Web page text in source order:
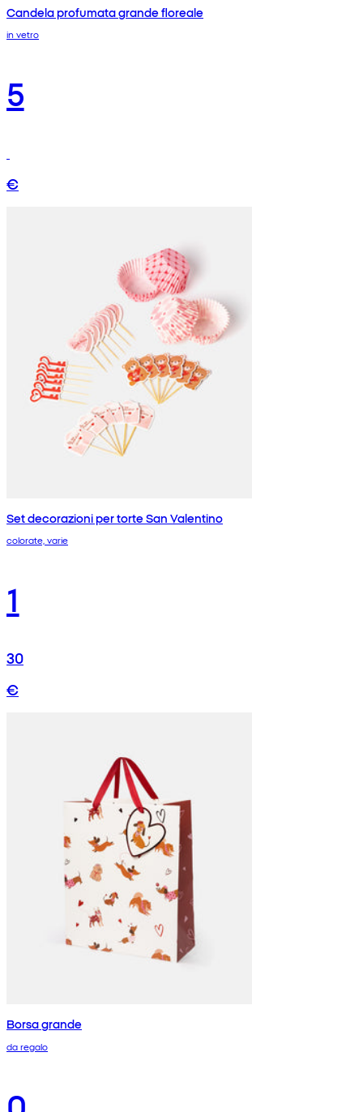
Candela profumata grande floreale
in vetro
5
€
Set decorazioni per torte San Valentino
colorate, varie
1
30
€
Borsa grande
da regalo